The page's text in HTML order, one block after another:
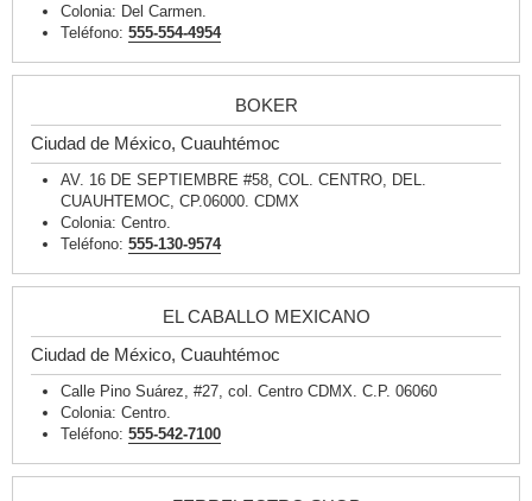
Colonia: Del Carmen.
Teléfono: 555-554-4954
BOKER
Ciudad de México, Cuauhtémoc
AV. 16 DE SEPTIEMBRE #58, COL. CENTRO, DEL.
CUAUHTEMOC, CP.06000. CDMX
Colonia: Centro.
Teléfono: 555-130-9574
EL CABALLO MEXICANO
Ciudad de México, Cuauhtémoc
Calle Pino Suárez, #27, col. Centro CDMX. C.P. 06060
Colonia: Centro.
Teléfono: 555-542-7100